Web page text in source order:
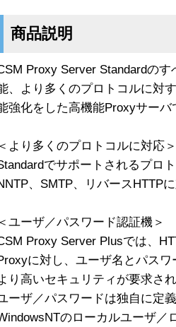
商品説明
Proxy Server Standardの
、より多くのプロトコルに対
強化をした高機能Proxyサーバ
＜より多くのプロトコルに対応＞
でサポートされるプロ
、SMTP、リバースHTTP
＜ユーザ／パスワード認証機＞
Proxy Server Plusでは、
に対し、ユーザ名とパス
り高いセキュリティが要求さ
ーザ／パスワードは独自に定
のローカルユーザ／